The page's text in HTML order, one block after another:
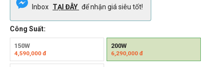
Inbox TẠI ĐÂY để nhận giá siêu tốt!
Công Suất:
150W
4,590,000 đ
200W
6,290,000đ